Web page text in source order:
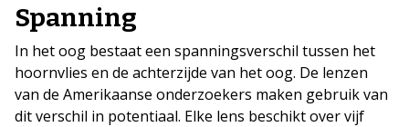
Spanning
In het oog bestaat een spanningsverschil tussen het
hoornvlies en de achterzijde van het oog. De lenzen
van de Amerikaanse onderzoekers maken gebruik van
dit verschil in potentiaal. Elke lens beschikt over vijf